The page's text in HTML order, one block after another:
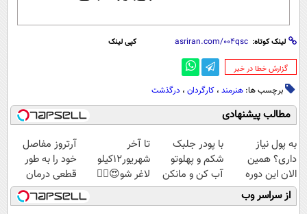
لینک کوتاه: کپی لینک
‌گزارش خطا در خبر
برچسب ها: هنرمند ، کارگردان ، درگذشت
مطالب پیشنهادی
به پول نیاز
داری؟ همین
الان این دوره
رایگان رو شرکت
کن تا دیر نشده!
با پودر جلبک
شکم و پهلوتو
آب کن و مانکن
شو(تخفیف تا
امشب)
تا آخر
شهریور12کیلو
لاغر شو😍👌🏻
آرتروز مفاصل
خود را به طور
قطعی درمان
کنید!
◗پرسش‌نامه◖
از سراسر وب